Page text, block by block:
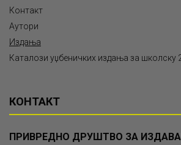
Контакт
Аутори
Издања
Каталози уџбеничких издања за школску
КОНТАКТ
ПРИВРЕДНО ДРУШТВО ЗА